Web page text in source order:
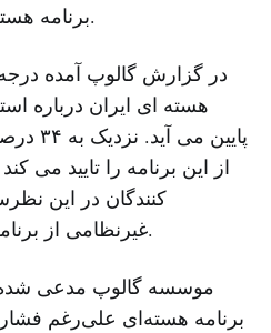
برنامه هسته ای اش را گسترش دهد.
در گزارش گالوپ آمده درجه
هسته ای ایران درباره
پایین
از این برنامه را تایید می
کنندگان در این
غیرنظامی از برنامه هسته ای ایران هستندم.
موسسه گالوپ مدعی شده
برنامه هسته‌ای علی‌رغم